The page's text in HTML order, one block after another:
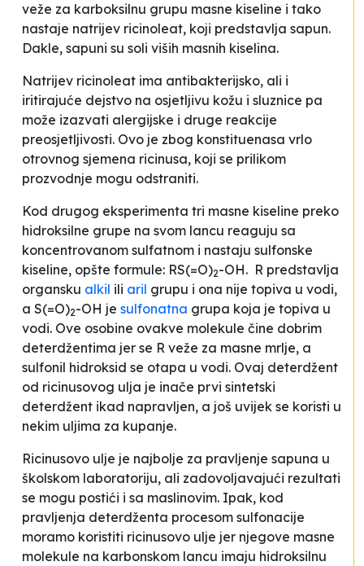
veže za karboksilnu grupu masne kiseline i tako
nastaje natrijev ricinoleat, koji predstavlja sapun.
Dakle, sapuni su soli viših masnih kiselina.
Natrijev ricinoleat ima antibakterijsko, ali i
iritirajuće dejstvo na osjetljivu kožu i sluznice pa
može izazvati alergijske i druge reakcije
preosjetljivosti. Ovo je zbog konstituenasa vrlo
otrovnog sjemena ricinusa, koji se prilikom
prozvodnje mogu odstraniti.
Kod drugog eksperimenta tri masne kiseline preko
hidroksilne grupe na svom lancu reaguju sa
koncentrovanom sulfatnom i nastaju sulfonske
kiseline, opšte formule: RS(=O)2-OH. R predstavlja
organsku alkil ili aril grupu i ona nije topiva u vodi,
a S(=O)2-OH je sulfonatna grupa koja je topiva u
vodi. Ove osobine ovakve molekule čine dobrim
deterdžentima jer se R veže za masne mrlje, a
sulfonil hidroksid se otapa u vodi. Ovaj deterdžent
od ricinusovog ulja je inače prvi sintetski
deterdžent ikad napravljen, a još uvijek se koristi u
nekim uljima za kupanje.
Ricinusovo ulje je najbolje za pravljenje sapuna u
školskom laboratoriju, ali zadovoljavajući rezultati
se mogu postići i sa maslinovim. Ipak, kod
pravljenja deterdženta procesom sulfonacije
moramo koristiti ricinusovo ulje jer njegove masne
molekule na karbonskom lancu imaju hidroksilnu